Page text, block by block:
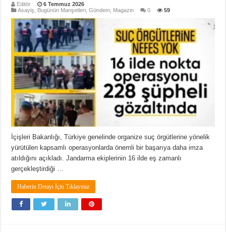
Editör
6 Temmuz 2026
Asayiş
Bugünün Manşetleri ,Gündem Magazin 0 59
İçişleri Bakanlığı, Türkiye genelinde organize suç örgütlerine yönelik
yürütülen kapsamlı operasyonlarda önemli bir başarıya daha imza
atıldığını açıkladı. Jandarma ekiplerinin 16 ilde eş zamanlı
gerçekleştirdiği …
Haberin Detayı İçin Tıklayınız